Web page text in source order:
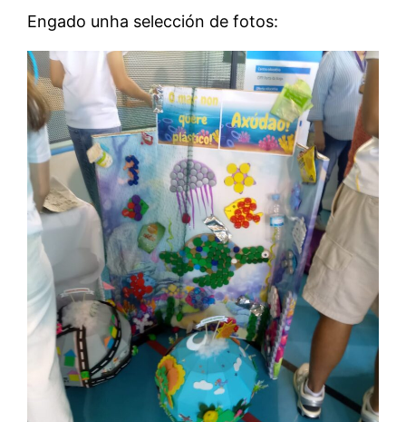
Engado unha selección de fotos: